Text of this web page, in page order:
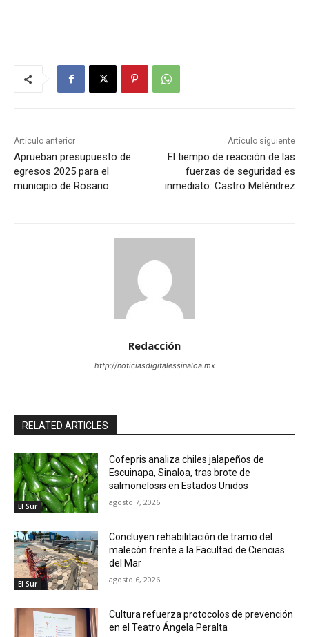
Artículo anterior
Aprueban presupuesto de
egresos 2025 para el
municipio de Rosario
Artículo siguiente
El tiempo de reacción de las
fuerzas de seguridad es
inmediato: Castro Meléndrez
Redacción
http://noticiasdigitalessinaloa.mx
RELATED ARTICLES
El Sur
Cofepris analiza chiles jalapeños de
Escuinapa, Sinaloa, tras brote de
salmonelosis en Estados Unidos
agosto 7, 2026
El Sur
Concluyen rehabilitación de tramo del
malecón frente a la Facultad de Ciencias
del Mar
agosto 6, 2026
Cultura refuerza protocolos de prevención
en el Teatro Ángela Peralta